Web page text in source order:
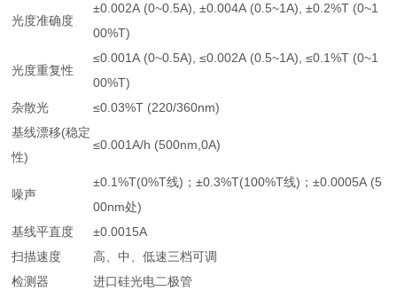
光度准确度
±0.002A (0~0.5A), ±0.004A (0.5~1A), ±0.2%T (0~1
00%T)
光度重复性
≤0.001A (0~0.5A), ≤0.002A (0.5~1A), ≤0.1%T (0~1
00%T)
杂散光
≤0.03%T (220/360nm)
基线漂移(稳定
性)
≤0.001A/h (500nm,0A)
噪声
±0.1%T(0%T线)；±0.3%T(100%T线)；±0.0005A (5
00nm处)
基线平直度
±0.0015A
扫描速度
高、中、低速三档可调
检测器
进口硅光电二极管